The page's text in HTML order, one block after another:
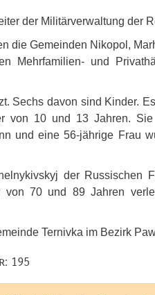
der Militärverwaltung der
die Gemeinden Nikopol,
Mehrfamilien- und
Sechs davon sind Kinder.
von 10 und 13 Jahren.
und eine 56-jährige Frau
der Russischen
70 und 89 Jahren
Ternivka im Bezirk
195